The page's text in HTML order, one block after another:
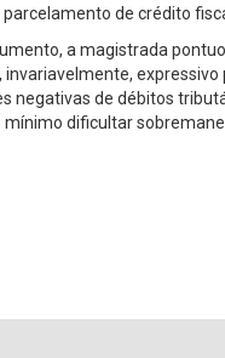
de crédito
a magistrada
invariavelmente,
negativas de débitos
dificultar